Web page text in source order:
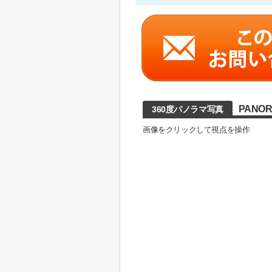
360度パノラマ写真
画像をクリックして視点を操作